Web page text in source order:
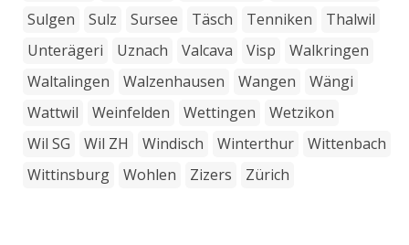
Sulgen
Sulz Sursee Täsch Tenniken
Thalwil
Unterägeri
Uznach Valcava Visp
Walkringen
Waltalingen
Walzenhausen Wangen
Wängi
Wattwil
Weinfelden Wettingen
Wetzikon
Wil SG
Wil ZH Windisch Winterthur
Wittenbach
Wittinsburg
Wohlen Zizers Zürich